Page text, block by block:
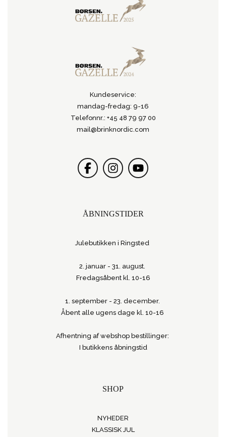
Kundeservice:
mandag-fredag: 9-16
Telefonnr.: +45 48 79 97 00
mail@brinknordic.com
ÅBNINGSTIDER
Julebutikken i Ringsted
2. januar - 31. august.
Fredagsåbent kl. 10-16
1. september - 23. december.
Åbent alle ugens dage kl. 10-16
Afhentning af webshop bestillinger:
I butikkens åbningstid
SHOP
NYHEDER
KLASSISK JUL